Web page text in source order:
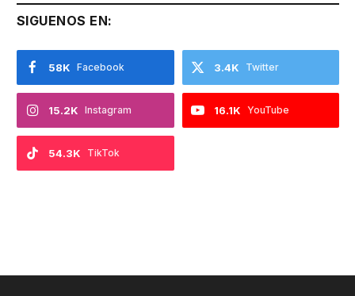
SIGUENOS EN:
Facebook
58K Twitter
3.4K
Instagram
15.2K YouTube
16.1K
TikTok
54.3K